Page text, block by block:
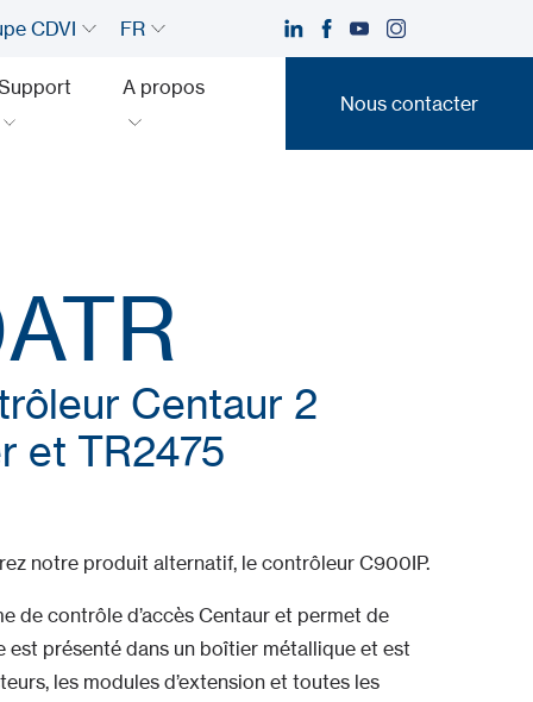
CDVI FR
A propos
Nous contacter
Centaur 2
et TR2475
notre produit alternatif, le contrôleur C900IP.
de contrôle d’accès Centaur et permet de
est présenté dans un boîtier métallique et est
les modules d’extension et toutes les